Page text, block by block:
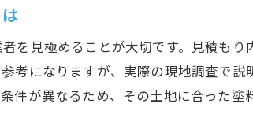
を見極めることが大切です。見積も
考になりますが、実際の現地調査で
件が異なるため、その土地に合った塗